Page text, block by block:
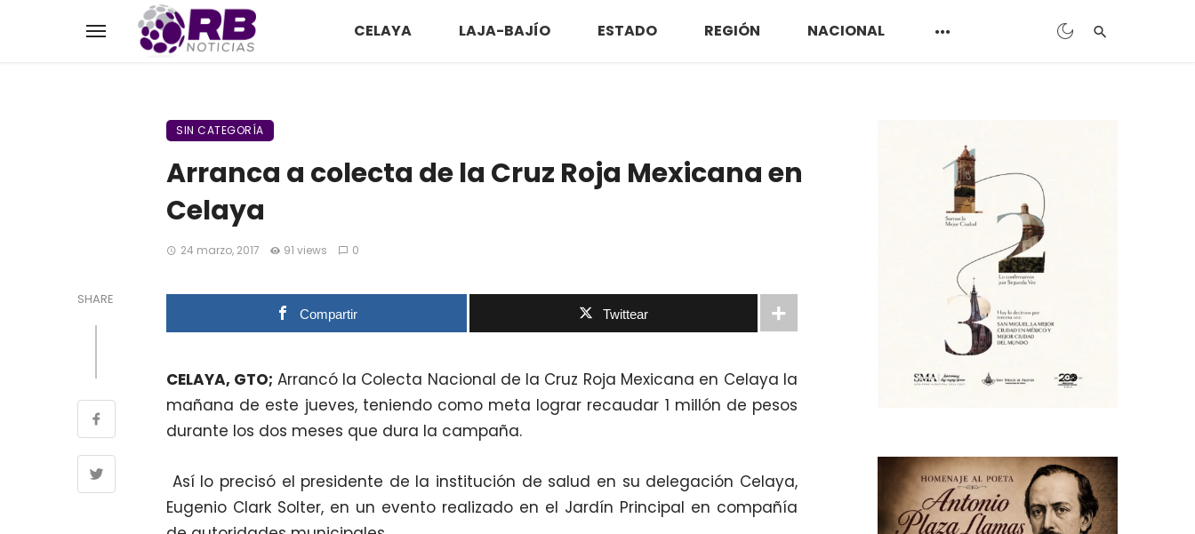
CELAYA LAJA-BAJÍO ESTADO REGIÓN NACIONAL
SIN CATEGORÍA
Arranca a colecta de la Cruz Roja Mexicana en
Celaya
24 marzo, 2017 91 views 0
SHARE
Compartir Twittear
CELAYA, GTO; Arrancó la Colecta Nacional de la Cruz Roja Mexicana en Celaya la
mañana de este jueves, teniendo como meta lograr recaudar 1 millón de pesos
durante los dos meses que dura la campaña.
Así lo precisó el presidente de la institución de salud en su delegación Celaya,
Eugenio Clark Solter, en un evento realizado en el Jardín Principal en compañía